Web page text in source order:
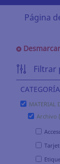
Página
Filtrar
CATEGORÍA
MATERIAL
Archivo